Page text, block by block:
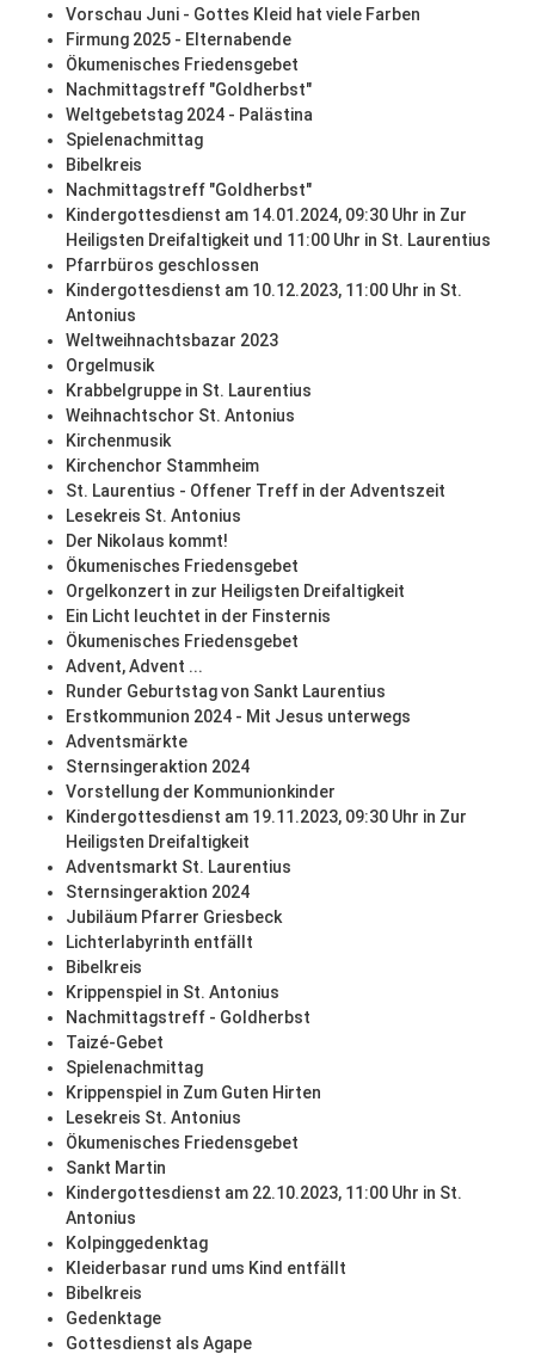
Vorschau Juni - Gottes Kleid hat viele Farben
Firmung 2025 - Elternabende
Ökumenisches Friedensgebet
Nachmittagstreff "Goldherbst"
Weltgebetstag 2024 - Palästina
Spielenachmittag
Bibelkreis
Nachmittagstreff "Goldherbst"
Kindergottesdienst am 14.01.2024, 09:30 Uhr in Zur
Heiligsten Dreifaltigkeit und 11:00 Uhr in St. Laurentius
Pfarrbüros geschlossen
Kindergottesdienst am 10.12.2023, 11:00 Uhr in St.
Antonius
Weltweihnachtsbazar 2023
Orgelmusik
Krabbelgruppe in St. Laurentius
Weihnachtschor St. Antonius
Kirchenmusik
Kirchenchor Stammheim
St. Laurentius - Offener Treff in der Adventszeit
Lesekreis St. Antonius
Der Nikolaus kommt!
Ökumenisches Friedensgebet
Orgelkonzert in zur Heiligsten Dreifaltigkeit
Ein Licht leuchtet in der Finsternis
Ökumenisches Friedensgebet
Advent, Advent ...
Runder Geburtstag von Sankt Laurentius
Erstkommunion 2024 - Mit Jesus unterwegs
Adventsmärkte
Sternsingeraktion 2024
Vorstellung der Kommunionkinder
Kindergottesdienst am 19.11.2023, 09:30 Uhr in Zur
Heiligsten Dreifaltigkeit
Adventsmarkt St. Laurentius
Sternsingeraktion 2024
Jubiläum Pfarrer Griesbeck
Lichterlabyrinth entfällt
Bibelkreis
Krippenspiel in St. Antonius
Nachmittagstreff - Goldherbst
Taizé-Gebet
Spielenachmittag
Krippenspiel in Zum Guten Hirten
Lesekreis St. Antonius
Ökumenisches Friedensgebet
Sankt Martin
Kindergottesdienst am 22.10.2023, 11:00 Uhr in St.
Antonius
Kolpinggedenktag
Kleiderbasar rund ums Kind entfällt
Bibelkreis
Gedenktage
Gottesdienst als Agape